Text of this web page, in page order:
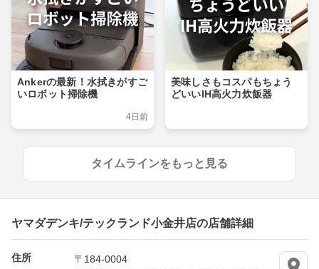
Ankerの最新！水拭きがすご
いロボット掃除機
4日前
美味しさもコスパもちょう
どいいIH高火力炊飯器
タイムラインをもっと見る
ヤマダデンキ/テックランド小金井店の店舗詳細
住所
〒184-0004